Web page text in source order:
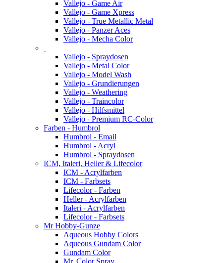
Vallejo - Game Air
Vallejo - Game Xpress
Vallejo - True Metallic Metal
Vallejo - Panzer Aces
Vallejo - Mecha Color
Vallejo - Spraydosen
Vallejo - Metal Color
Vallejo - Model Wash
Vallejo - Grundierungen
Vallejo - Weathering
Vallejo - Traincolor
Vallejo - Hilfsmittel
Vallejo - Premium RC-Color
Farben - Humbrol
Humbrol - Email
Humbrol - Acryl
Humbrol - Spraydosen
ICM, Italeri, Heller & Lifecolor
ICM - Acrylfarben
ICM - Farbsets
Lifecolor - Farben
Heller - Acrylfarben
Italeri - Acrylfarben
Lifecolor - Farbsets
Mr Hobby-Gunze
Aqueous Hobby Colors
Aqueous Gundam Color
Gundam Color
Mr. Color Spray